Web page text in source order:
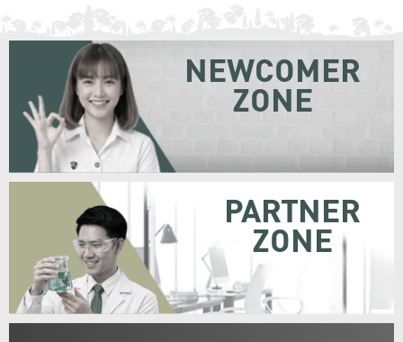
NEWCOMER
ZONE
PARTNER
ZONE